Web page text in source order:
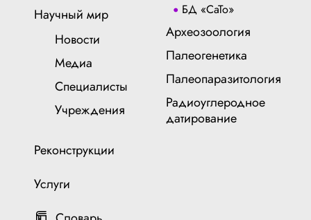
Научный мир
Новости
Медиа
Специалисты
Учреждения
Реконструкции
Услуги
БД «СаТо»
Археозоология
Палеогенетика
Палеопаразитология
Радиоуглеродное
датирование